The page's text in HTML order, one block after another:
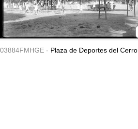
03884FMHGE - Plaza de Deportes del Cerro.